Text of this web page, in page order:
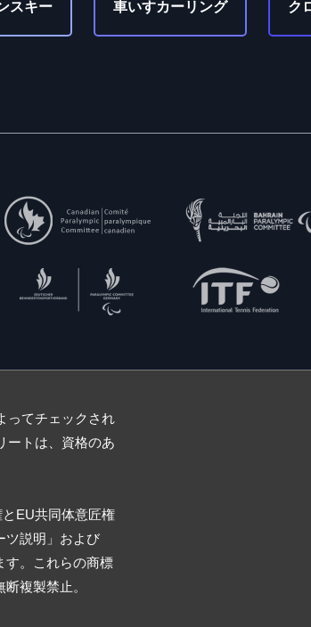
スキー 車いすカーリング ク
ってチェックされ
ートは、資格のあ
EU共同体意匠権
ツ説明」および
す。これらの商標
複製禁止。